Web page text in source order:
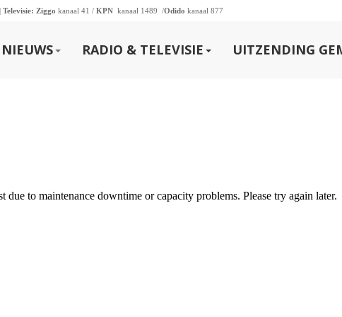
Televisie: Ziggo kanaal 41 / KPN kanaal 1489 /Odido kanaal 877
NIEUWS RADIO & TELEVISIE UITZENDING